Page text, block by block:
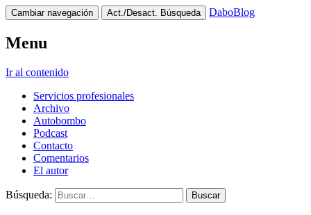
Cambiar navegación Act./Desact. Búsqueda DaboBlog
Menu
Ir al contenido
Servicios profesionales
Archivo
Autobombo
Podcast
Contacto
Comentarios
El autor
Búsqueda: